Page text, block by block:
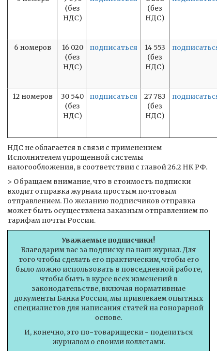
(без
НДС)
(без
НДС)
6 номеров
16 020
(без
НДС)
подписаться
14 553
(без
НДС)
12 номеров
30 540
(без
НДС)
подписаться
27 783
(без
НДС)
НДС не облагается в связи с применением
Исполнителем упрощенной системы
налогообложения, в соответствии с главой 26.2 НК РФ.
> Обращаем внимание, что в стоимость подписки
входит отправка журнала простым почтовым
отправлением. По желанию подписчиков отправка
может быть осуществлена заказным отправлением по
тарифам почты России.
Уважаемые подписчики!
Благодарим вас за подписку на наш журнал. Для
того чтобы сделать его практическим, чтобы его
было можно использовать в повседневной работе,
чтобы быть в курсе всех изменений в
законодательстве, включая нормативные
документы Банка России, мы привлекаем опытных
специалистов для написания статей на гонорарной
основе.
И, конечно, это по-товарищески - поделиться
журналом о своими коллегами.